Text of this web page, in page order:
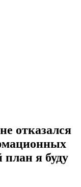
отказался
я буду